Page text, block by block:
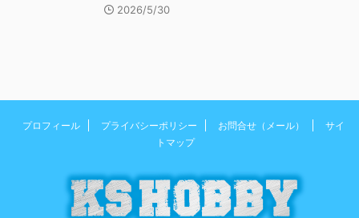
2026/5/30
プロフィール プライバシーポリシー お問合せ（メール）
サイ
トマップ